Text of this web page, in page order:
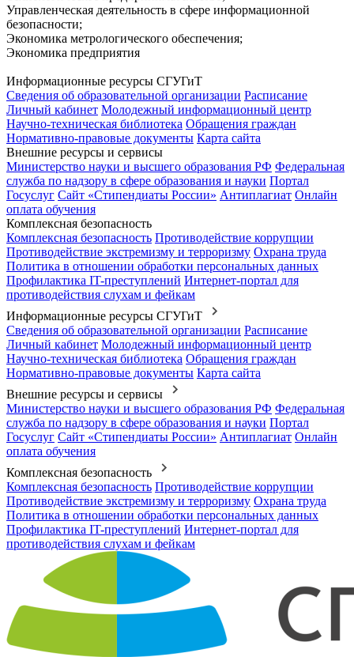
Управленческая деятельность в сфере информационной
безопасности;
Экономика метрологического обеспечения;
Экономика предприятия
Информационные ресурсы СГУГиТ
Сведения об образовательной организации Расписание
Личный кабинет Молодежный информационный центр
Научно-техническая библиотека Обращения граждан
Нормативно-правовые документы Карта сайта
Внешние ресурсы и сервисы
Министерство науки и высшего образования РФ Федеральная
служба по надзору в сфере образования и науки Портал
Госуслуг Сайт «Стипендиаты России» Антиплагиат Онлайн
оплата обучения
Комплексная безопасность
Комплексная безопасность Противодействие коррупции
Противодействие экстремизму и терроризму Охрана труда
Политика в отношении обработки персональных данных
Профилактика IT-преступлений Интернет-портал для
противодействия слухам и фейкам
Информационные ресурсы СГУГиТ
Сведения об образовательной организации Расписание
Личный кабинет Молодежный информационный центр
Научно-техническая библиотека Обращения граждан
Нормативно-правовые документы Карта сайта
Внешние ресурсы и сервисы
Министерство науки и высшего образования РФ Федеральная
служба по надзору в сфере образования и науки Портал
Госуслуг Сайт «Стипендиаты России» Антиплагиат Онлайн
оплата обучения
Комплексная безопасность
Комплексная безопасность Противодействие коррупции
Противодействие экстремизму и терроризму Охрана труда
Политика в отношении обработки персональных данных
Профилактика IT-преступлений Интернет-портал для
противодействия слухам и фейкам